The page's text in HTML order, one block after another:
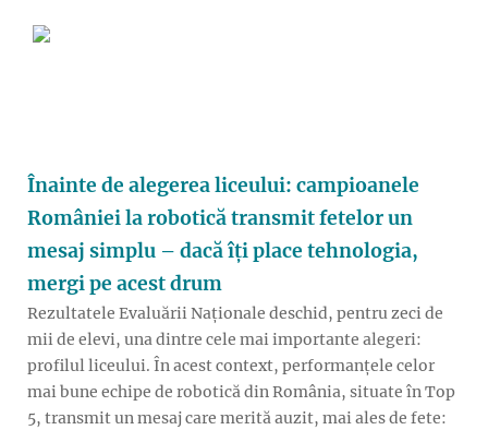
Înainte de alegerea liceului: campioanele
României la robotică transmit fetelor un
mesaj simplu – dacă îți place tehnologia,
mergi pe acest drum
Rezultatele Evaluării Naționale deschid, pentru zeci de
mii de elevi, una dintre cele mai importante alegeri:
profilul liceului. În acest context, performanțele celor
mai bune echipe de robotică din România, situate în Top
5, transmit un mesaj care merită auzit, mai ales de fete: